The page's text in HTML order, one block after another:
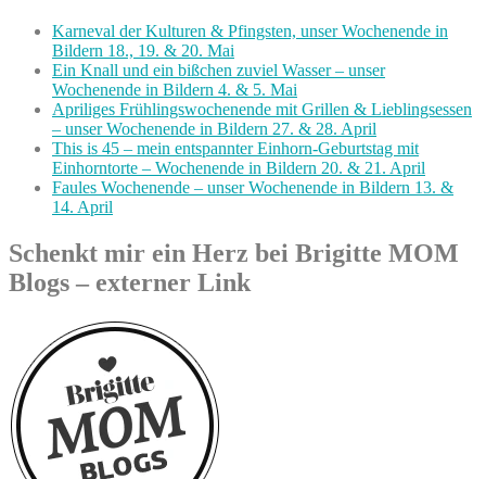
Karneval der Kulturen & Pfingsten, unser Wochenende in
Bildern 18., 19. & 20. Mai
Ein Knall und ein bißchen zuviel Wasser – unser
Wochenende in Bildern 4. & 5. Mai
Apriliges Frühlingswochenende mit Grillen & Lieblingsessen
– unser Wochenende in Bildern 27. & 28. April
This is 45 – mein entspannter Einhorn-Geburtstag mit
Einhorntorte – Wochenende in Bildern 20. & 21. April
Faules Wochenende – unser Wochenende in Bildern 13. &
14. April
Schenkt mir ein Herz bei Brigitte MOM
Blogs – externer Link